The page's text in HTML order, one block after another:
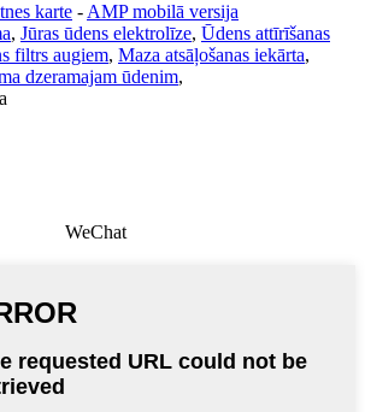
karte - AMP mobilā versija
, Jūras ūdens elektrolīze, Ūdens attīrīšanas
filtrs augiem, Maza atsāļošanas iekārta,
dzeramajam ūdenim,
WeChat